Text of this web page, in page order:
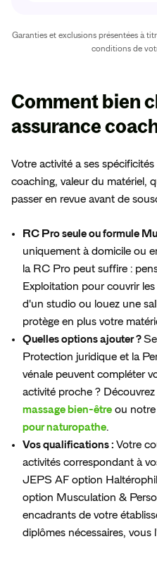
Garanties et exclusions présentées à
conditions de
Commentbien
assurance
Votre activité a ses
coaching, valeur du matériel,
passer en revue avant de
RC Pro seule ou formule
uniquement à domicile ou
la RC Pro peut suffire :
Exploitation pour couvrir
d'un studio ou louez une
protège en plus votre
Quelles options ajouter ?
Protection juridique et la
vénale peuvent compléter
activité proche ?
massage bien-être ou notre
pour naturopathe.
Vos qualifications : Votre
activités correspondant à
JEPS AF option
option Musculation &
encadrants de votre
diplômes nécessaires, vous